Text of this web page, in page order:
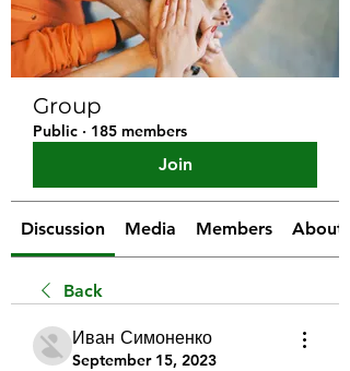
Group
Public · 185 members
Join
Discussion Media Members About
Back
Иван Симоненко
September 15, 2023